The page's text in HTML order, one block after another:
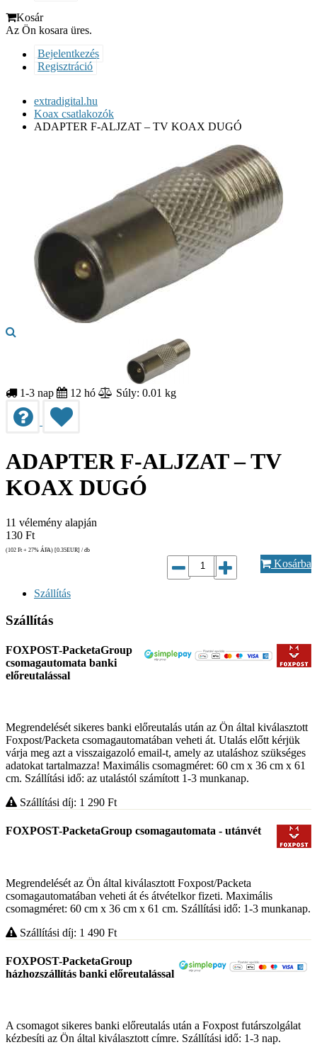
Kosár
Az Ön kosara üres.
Bejelentkezés
Regisztráció
extradigital.hu
Koax csatlakozók
ADAPTER F-ALJZAT – TV KOAX DUGÓ
1-3 nap 12 hó Súly: 0.01 kg
ADAPTER F-ALJZAT – TV
KOAX DUGÓ
11 vélemény alapján
130 Ft
(102 Ft + 27% ÁFA) [0.35EUR] / db
Kosárba
Szállítás
Szállítás
FOXPOST-PacketaGroup
csomagautomata banki
előreutalással
Megrendelését sikeres banki előreutalás után az Ön által kiválasztott
Foxpost/Packeta csomagautomatában veheti át. Utalás előtt kérjük
várja meg azt a visszaigazoló email-t, amely az utaláshoz szükséges
adatokat tartalmazza! Maximális csomagméret: 60 cm x 36 cm x 61
cm. Szállítási idő: az utalástól számított 1-3 munkanap.
Szállítási díj: 1 290 Ft
FOXPOST-PacketaGroup csomagautomata - utánvét
Megrendelését az Ön által kiválasztott Foxpost/Packeta
csomagautomatában veheti át és átvételkor fizeti. Maximális
csomagméret: 60 cm x 36 cm x 61 cm. Szállítási idő: 1-3 munkanap.
Szállítási díj: 1 490 Ft
FOXPOST-PacketaGroup
házhozszállítás banki előreutalással
A csomagot sikeres banki előreutalás után a Foxpost futárszolgálat
kézbesíti az Ön által kiválasztott címre. Szállítási idő: 1-3 nap.